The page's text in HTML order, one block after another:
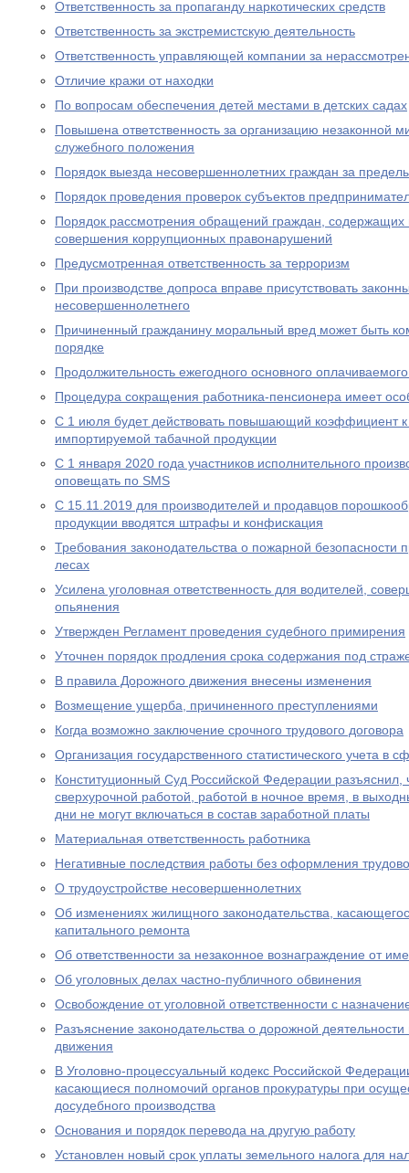
Ответственность за пропаганду наркотических средств
Ответственность за экстремистскую деятельность
Ответственность управляющей компании за
Отличие кражи от находки
По вопросам обеспечения детей местами в детских садах
Повышена ответственность за организацию незаконной
служебного положения
Порядок выезда несовершеннолетних граждан за
Порядок проведения проверок субъектов
Порядок рассмотрения обращений граждан,
совершения коррупционных правонарушений
Предусмотренная ответственность за терроризм
При производстве допроса вправе присутствовать
несовершеннолетнего
Причиненный гражданину моральный вред может быть
порядке
Продолжительность ежегодного основного оплачиваемого
Процедура сокращения работника-пенсионера имеет
С 1 июля будет действовать повышающий коэффициент
импортируемой табачной продукции
С 1 января 2020 года участников исполнительного
оповещать по SMS
С 15.11.2019 для производителей и продавцов
продукции вводятся штрафы и конфискация
Требования законодательства о пожарной безопасности
лесах
Усилена уголовная ответственность для водителей,
опьянения
Утвержден Регламент проведения судебного примирения
Уточнен порядок продления срока содержания под
В правила Дорожного движения внесены изменения
Возмещение ущерба, причиненного преступлениями
Когда возможно заключение срочного трудового договора
Организация государственного статистического учета в
Конституционный Суд Российской Федерации разъяснил,
сверхурочной работой, работой в ночное время, в
дни не могут включаться в состав заработной платы
Материальная ответственность работника
Негативные последствия работы без оформления
О трудоустройстве несовершеннолетних
Об изменениях жилищного законодательства,
капитального ремонта
Об ответственности за незаконное вознаграждение от
Об уголовных делах частно-публичного обвинения
Освобождение от уголовной ответственности с
Разъяснение законодательства о дорожной
движения
В Уголовно-процессуальный кодекс Российской
касающиеся полномочий органов прокуратуры при
досудебного производства
Основания и порядок перевода на другую работу
Установлен новый срок уплаты земельного налога для